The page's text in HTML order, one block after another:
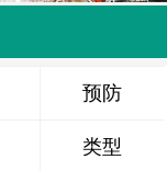
预防
类型